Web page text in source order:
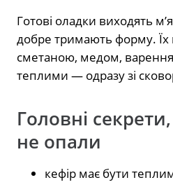
Готові оладки виходять
добре тримають форму. Їх
сметаною, медом,
теплими — одразу зі
Головні
не опали
кефір має бути